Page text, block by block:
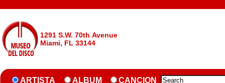
1291 S.W. 70th Avenue
Miami, FL 33144
ARTISTA ALBUM CANCION